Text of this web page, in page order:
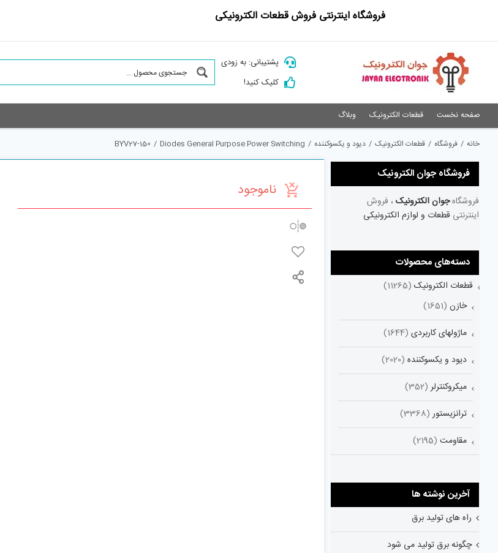
فروشگاه اینترنتی فروش قطعات الکترونیکی
پشتیبانی: به زودی
کلیک کنید!
صفحه نخست قطعات الکترونیک وبلاگ
خانه / فروشگاه / قطعات الکترونیک / دیود و یکسوکننده /
Diodes General Purpose Power Switching
/
BYV27-150
ناموجود
فروشگاه جوان الکترونیک
فروشگاهجوان الکترونیک ، فروش
اینترنتی قطعات و لوازم الکترونیکی
دسته‌های محصولات
قطعات الکترونیک (11265)
خازن (1651)
ماژولهای کاربردی (1644)
دیود و یکسوکننده (2020)
میکروکنترلر (352)
ترانزیستور (3368)
مقاومت (2195)
آخرین نوشته ها
راه های تولید برق
چگونه برق تولید می شود